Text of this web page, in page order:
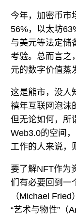
联系我们
关注我们
今年，加密币市
56%，以太坊
与美元等法定储
考验。总而言之
元的数字价值蒸
这是熊市，没人
禧年互联网泡沫
但无论如何，所
Web3.0的空间
工作的人来说，
要了解NFT作为
们有必要回到一
（Michael
“艺术与物性”（